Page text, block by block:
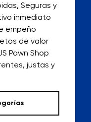
Seguras y
inmediato
empeño
de valor
Pawn Shop
justas y